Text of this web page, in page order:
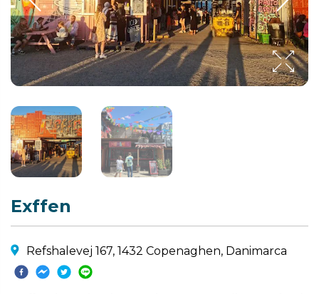
Exffen
Refshalevej 167, 1432 Copenaghen, Danimarca